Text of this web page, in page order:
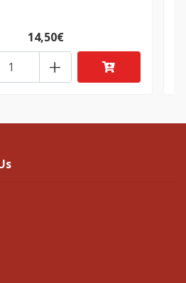
14,50€
+